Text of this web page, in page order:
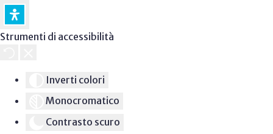
Strumenti di accessibilità
Inverti colori
Monocromatico
Contrasto scuro